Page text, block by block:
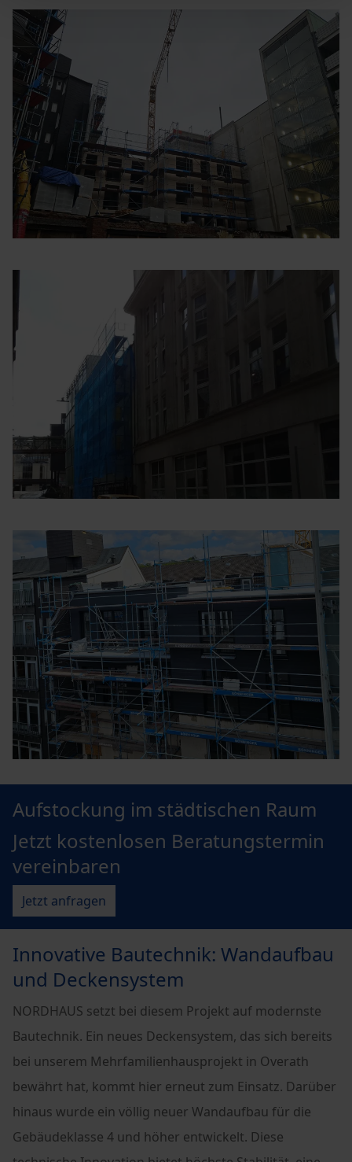
Aufstockung im städtischen Raum
Jetzt kostenlosen Beratungstermin
vereinbaren
Jetzt anfragen
Innovative Bautechnik: Wandaufbau
und Deckensystem
NORDHAUS setzt bei diesem Projekt auf modernste
Bautechnik. Ein neues Deckensystem, das sich bereits
bei unserem Mehrfamilienhausprojekt in Overath
bewährt hat, kommt hier erneut zum Einsatz. Darüber
hinaus wurde ein völlig neuer Wandaufbau für die
Gebäudeklasse 4 und höher entwickelt. Diese